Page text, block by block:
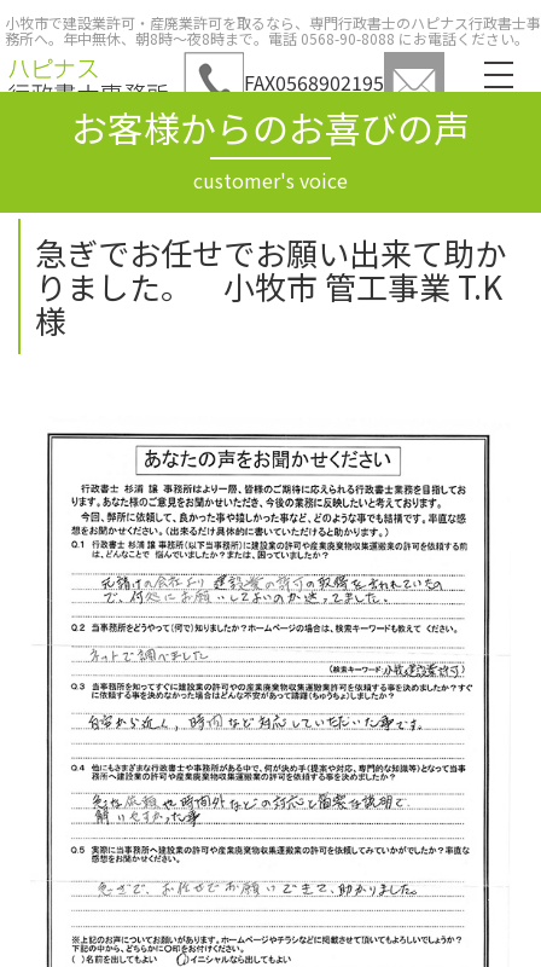
小牧市で建設業許可・産廃業許可を取るなら、専門行政書士のハピナス行政書士事
務所へ。年中無休、朝8時～夜8時まで。電話 0568-90-8088 にお電話ください。
FAX0568902195
お客様からのお喜びの声
customer's voice
急ぎでお任せでお願い出来て助か
りました。 小牧市 管工事業 T.K
様